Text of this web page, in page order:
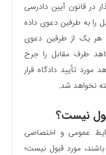
در قانون آیین دادرسی
را به طرفین دعوی داده
هر یک از طرفین دعوی
طرف مقابل را جرح
تأیید دادگاه قرار
نخواهد شد.
نیست؟
عمومی و اختصاصی
مورد قبول نیست؛